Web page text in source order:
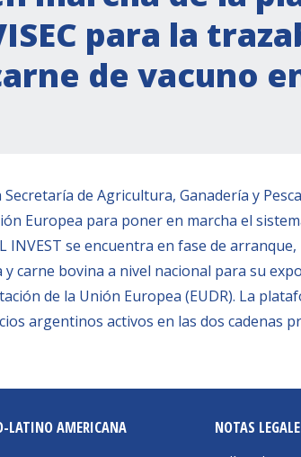
para la
de vacuno
de Agricultura, Ganadería y
Europea para poner en marcha el
INVEST se encuentra en fase de
carne bovina a nivel nacional para su
de la Unión Europea (EUDR). La
argentinos activos en las dos cadenas
LATINO AMERICANA NOTAS